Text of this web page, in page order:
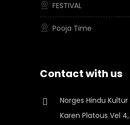
FESTIVAL
Pooja Time
Contact with us
Norges Hindu
Karen Platous Vel